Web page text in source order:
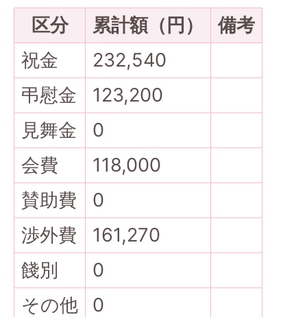
区分
累計額（円）
備考
祝金
232,540
弔慰金
123,200
見舞金
0
会費
118,000
賛助費
0
渉外費
161,270
餞別
0
その他
0